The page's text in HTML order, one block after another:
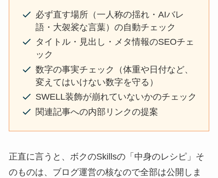
必ず直す場所（一人称の揺れ・AIバレ
語・大袈裟な言葉）の自動チェック
タイトル・見出し・メタ情報のSEOチェ
ック
数字の事実チェック（体重や日付など、
変えてはいけない数字を守る）
SWELL装飾が崩れていないかのチェック
関連記事への内部リンクの提案
正直に言うと、ボクのSkillsの「中身のレシピ」そ
のものは、ブログ運営の核なので全部は公開しま